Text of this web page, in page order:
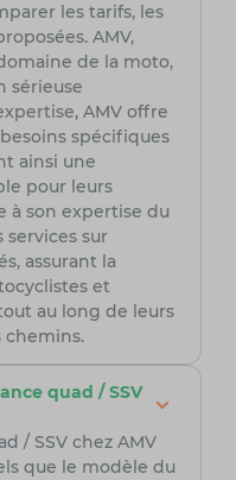
les tarifs, les
AMV,
de la moto,
sérieuse
AMV offre
spécifiques
ainsi une
pour leurs
à son expertise du
services sur
assurant la
et
au long de leurs
chemins.
quad / SSV
/ SSV chez AMV
que le modèle du